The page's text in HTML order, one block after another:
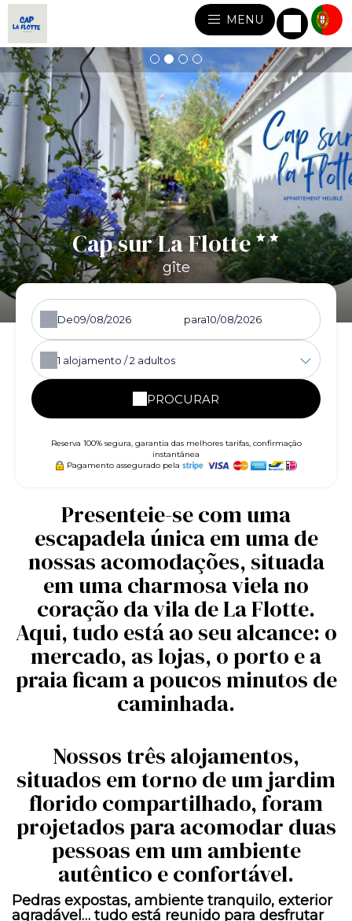
MENU
Cap sur La Flotte
gîte
De para
1 alojamento /2 adultos
PROCURAR
Reserva 100% segura, garantia das melhores tarifas, confirmação
instantânea
Pagamento assegurado pela
Presenteie-se com uma
escapadela única em uma de
nossas acomodações, situada
em uma charmosa viela no
coração da vila de La Flotte.
Aqui, tudo está ao seu alcance: o
mercado, as lojas, o porto e a
praia ficam a poucos minutos de
caminhada.
Nossos três alojamentos,
situados em torno de um jardim
florido compartilhado, foram
projetados para acomodar duas
pessoas em um ambiente
autêntico e confortável.
Pedras expostas, ambiente tranquilo, exterior
agradável… tudo está reunido para desfrutar